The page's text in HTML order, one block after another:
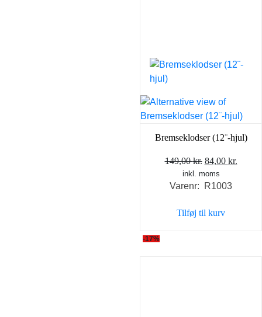
Bremseklodser (12¨-hjul)
149,00kr. Den
oprindelige
pris
149,00 kr..
84,00 kr.Den
inkl. moms
Varenr: R1003
Tilføj til kurv
-17%